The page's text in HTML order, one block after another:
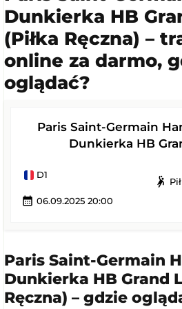
Dunkierka HB
(Piłka Ręczna) –
online za darmo,
oglądać?
Paris Saint-Germain
Dunkierka HB
D1
sports_handball
calendar_month 06.09.2025 20:00
Paris Saint-Germain
Dunkierka HB Grand
Ręczna) – gdzie